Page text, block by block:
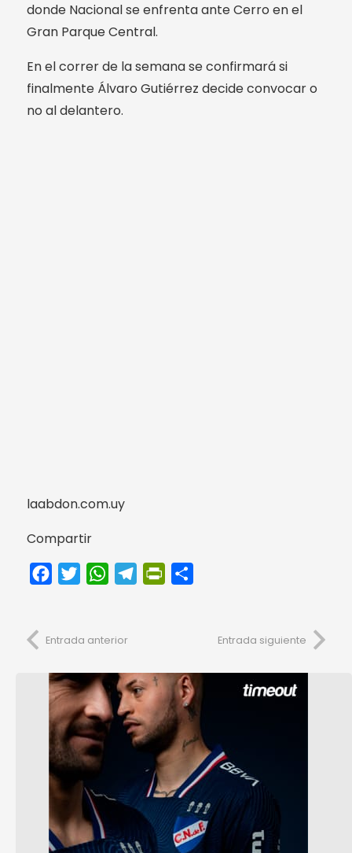
donde Nacional se enfrenta ante Cerro en el
Gran Parque Central.
En el correr de la semana se confirmará si
finalmente Álvaro Gutiérrez decide convocar o
no al delantero.
laabdon.com.uy
Compartir
FacebookTwitterWhatsAppTelegramPrintFriendly
Entrada anterior Entrada siguiente